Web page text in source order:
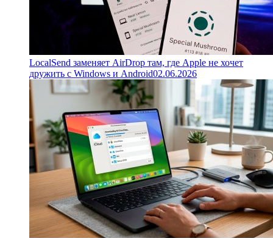
LocalSend заменяет AirDrop там, где Apple не хочет
дружить с Windows и Android02.06.2026